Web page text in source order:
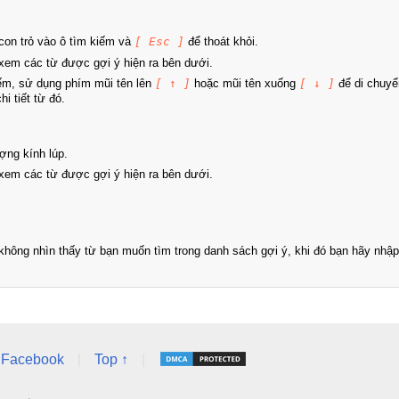
trỏ vào ô tìm kiếm và [ Esc ] để thoát khỏi.
các từ được gợi ý hiện ra bên dưới.
sử dụng phím mũi tên lên [ ↑ ] hoặc mũi tên xuống [ ↓ ] để di
tiết từ đó.
kính lúp.
các từ được gợi ý hiện ra bên dưới.
nhìn thấy từ bạn muốn tìm trong danh sách gợi ý, khi đó bạn hãy
Facebook Top ↑